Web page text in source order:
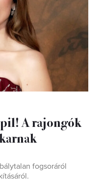
A rajongók
fogsoráról